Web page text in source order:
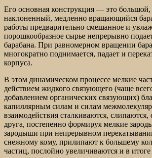
Его основная конструкция — это большой,
наклоненный, медленно вращающийся
работы предварительно смешанное и
порошкообразное сырье непрерывно
барабана. При равномерном вращении
многократно поднимается, падает и
корпуса.
В этом динамическом процессе мелкие
действием жидкого связующего (чаще
добавлением органических связующих)
капиллярным силам и силам
взаимодействия сталкиваются,
друга, постепенно формируя мелкие
зародыши при непрерывном
снежному кому, прилипают к большему
частиц, послойно увеличиваются и в